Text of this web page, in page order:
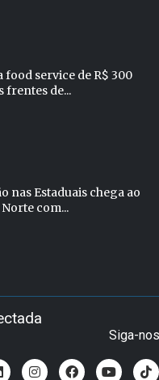
food service de R$ 300
frentes de...
nas Estaduais chega ao
com...
Siga-nos